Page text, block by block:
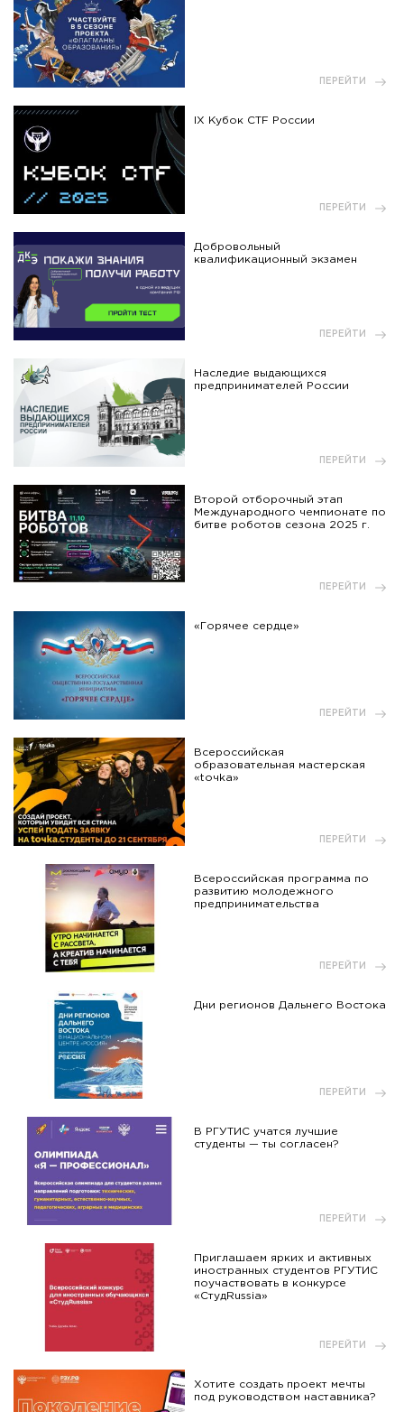
ПЕРЕЙТИ
IX Кубок CTF России
ПЕРЕЙТИ
Добровольный
квалификационный экзамен
ПЕРЕЙТИ
Наследие выдающихся
предпринимателей России
ПЕРЕЙТИ
Второй отборочный этап
Международного чемпионате по
битве роботов сезона 2025 г.
ПЕРЕЙТИ
«Горячее сердце»
ПЕРЕЙТИ
Всероссийская
образовательная мастерская
«toчka»
ПЕРЕЙТИ
Всероссийская программа по
развитию молодежного
предпринимательства
ПЕРЕЙТИ
Дни регионов Дальнего Востока
ПЕРЕЙТИ
В РГУТИС учатся лучшие
студенты — ты согласен?
ПЕРЕЙТИ
Приглашаем ярких и активных
иностранных студентов РГУТИС
поучаствовать в конкурсе
«СтудRussia»
ПЕРЕЙТИ
Хотите создать проект мечты
под руководством наставника?